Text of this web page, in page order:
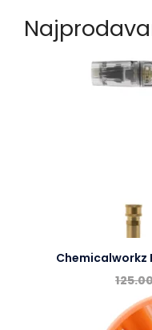
Chemicalworkz